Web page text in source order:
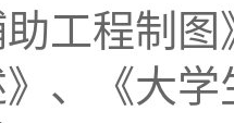
助工程制
、《大